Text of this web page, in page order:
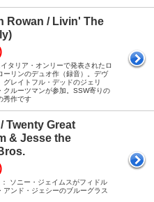
Rowan / Livin' The
タリア・オンリーで発表されたロ
ーリンのデュオ作（録音）。デヴ
グレイトフル・デッドのジェリ
クルーツマンが参加。SSW寄りの
秀作です
Twenty Great
& Jesse the
ソニー・ジェイムスがフィドル
アンド・ジェシーのブルーグラス